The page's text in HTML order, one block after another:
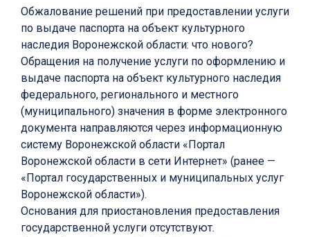
Обжалование решений при предоставлении услуги
по выдаче паспорта на объект культурного
наследия Воронежской области: что нового?
Обращения на получение услуги по оформлению и
выдаче паспорта на объект культурного наследия
федерального, регионального и местного
(муниципального) значения в форме электронного
документа направляются через информационную
систему Воронежской области «Портал
Воронежской области в сети Интернет» (ранее —
«Портал государственных и муниципальных услуг
Воронежской области»).
Основания для приостановления предоставления
государственной услуги отсутствуют.